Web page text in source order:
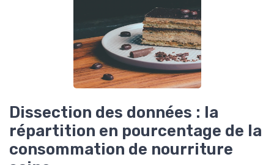
Dissection des données : la
répartition en pourcentage de la
consommation de nourriture